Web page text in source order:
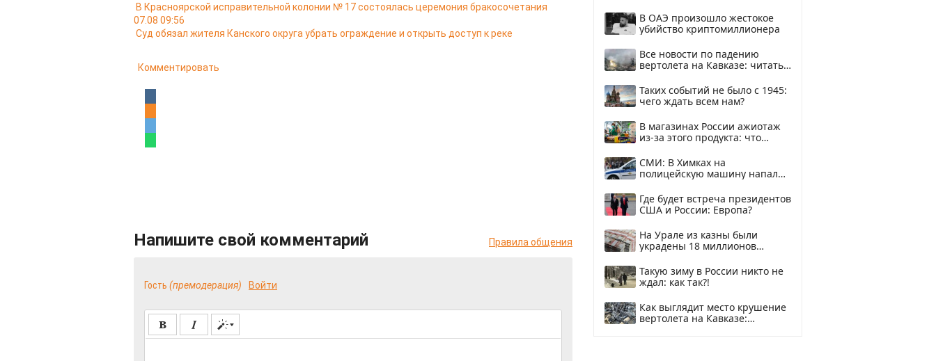
В Красноярской исправительной колонии № 17 состоялась церемония бракосочетания
07.08 09:56
Суд обязал жителя Канского округа убрать ограждение и открыть доступ к реке
Комментировать
Напишите свой комментарий Правила общения
Гость (премодерация) Войти
В ОАЭ произошло жестокое
убийство криптомиллионера
Все новости по падению
вертолета на Кавказе: читать
Таких событий не было с 1945:
чего ждать всем нам?
В магазинах России ажиотаж
из-за этого продукта: что
СМИ: В Химках на
полицейскую машину напали
Где будет встреча президентов
США и России: Европа?
На Урале из казны были
украдены 18 миллионов
Такую зиму в России никто не
ждал: как так?!
Как выглядит место крушение
вертолета на Кавказе: